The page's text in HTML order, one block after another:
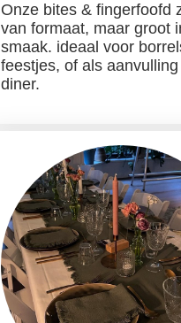
Onze bites & fingerfoofd
van formaat, maar groot
smaak. ideaal voor
feestjes, of als
diner.